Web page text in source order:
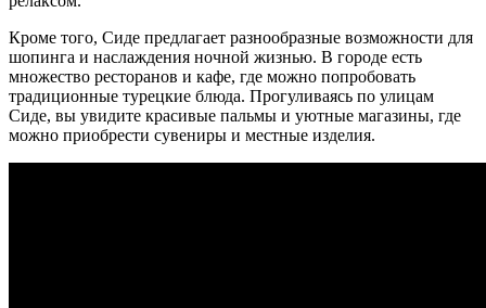
Кроме того, Сиде предлагает разнообразные возможности для
шопинга и наслаждения ночной жизнью. В городе есть
множество ресторанов и кафе, где можно попробовать
традиционные турецкие блюда. Прогуливаясь по улицам
Сиде, вы увидите красивые пальмы и уютные магазины, где
можно приобрести сувениры и местные изделия.